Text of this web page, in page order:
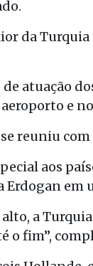
da Turquia
atuação
e
reuniu
aos
Erdogan em
a
o fim”,